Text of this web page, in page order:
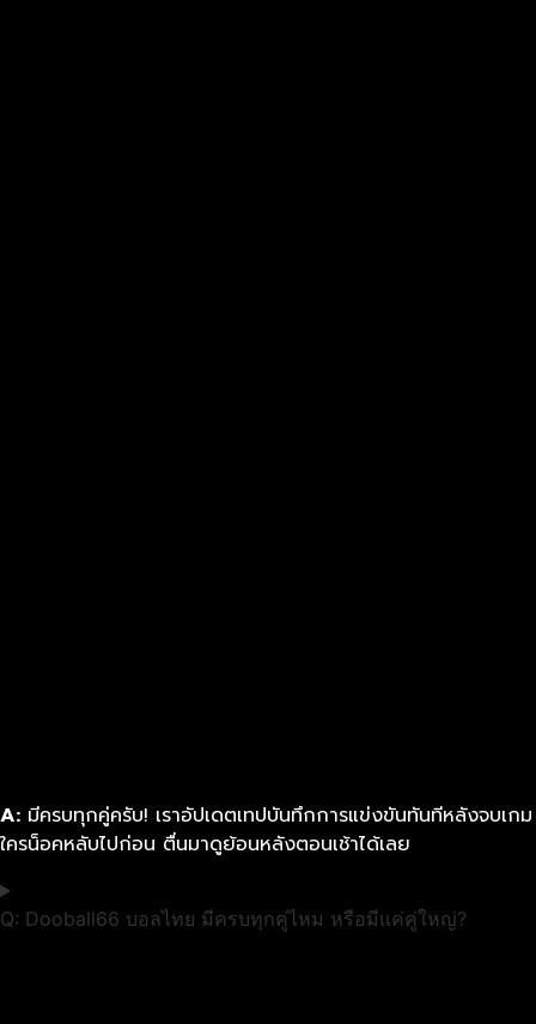
A: มีครบทุกคู่ครับ! เราอัปเดตเทปบันทึกการแข่งขันทันทีหลังจบเกม
ใครน็อคหลับไปก่อน ตื่นมาดูย้อนหลังตอนเช้าได้เลย
Q: Dooball66 บอลไทย มีครบทุกคู่ไหม หรือมีแค่คู่ใหญ่?